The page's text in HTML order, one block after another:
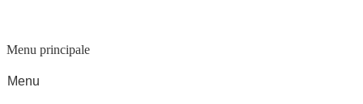
Menu principale
Menu